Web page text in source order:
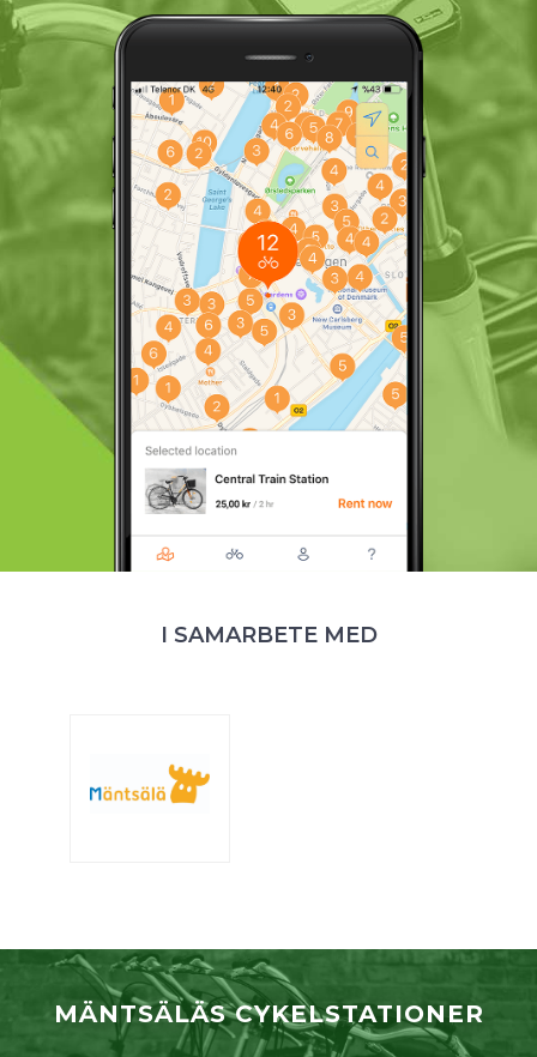
I SAMARBETE MED
MÄNTSÄLÄS CYKELSTATIONER